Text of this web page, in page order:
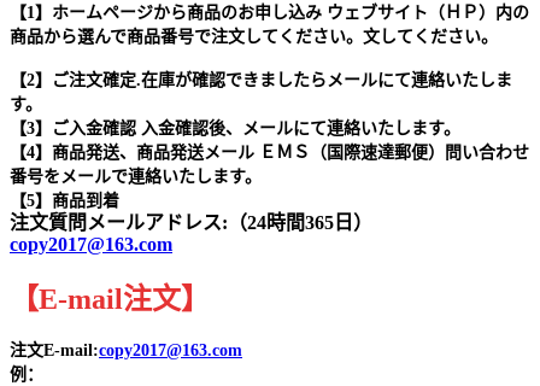
【1】ホームページから商品のお申し込み ウェブサイト（ＨＰ）内の
商品から選んで商品番号で注文してください。文してください。
【2】ご注文確定.在庫が確認できましたらメールにて連絡いたしま
す。
【3】ご入金確認 入金確認後、メールにて連絡いたします。
【4】商品発送、商品発送メール ＥＭＳ（国際速達郵便）問い合わせ
番号をメールで連絡いたします。
【5】商品到着
注文質問メールアドレス:（24時間365日）
copy2017@163.com
【E-mail注文】
注文E-mail:copy2017@163.com
例：